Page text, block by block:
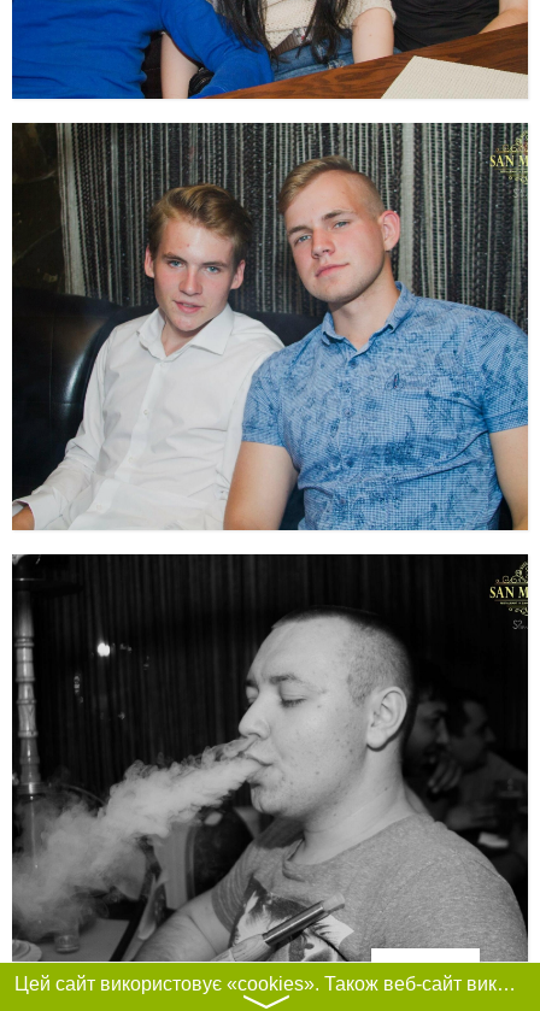
Фільтри
Цей сайт використовує «cookies». Також веб-сайт використовує інтернет-сервіс для збору технічних даних стосовно відвідувачів з метою отримання маркетингової та статистичної інформації. Умови обробки даних відвідувачів сайту див.
〉